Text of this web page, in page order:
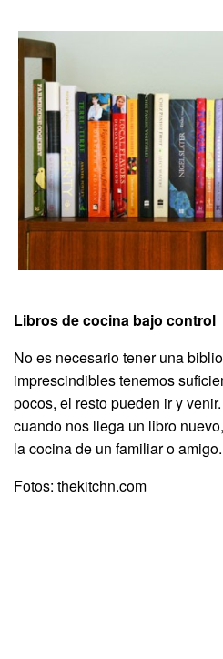
Libros de cocina bajo control
No es necesario tener una
imprescindibles tenemos
pocos, el resto pueden ir y
cuando nos llega un libro
la cocina de un familiar o amigo.
Fotos: thekitchn.com